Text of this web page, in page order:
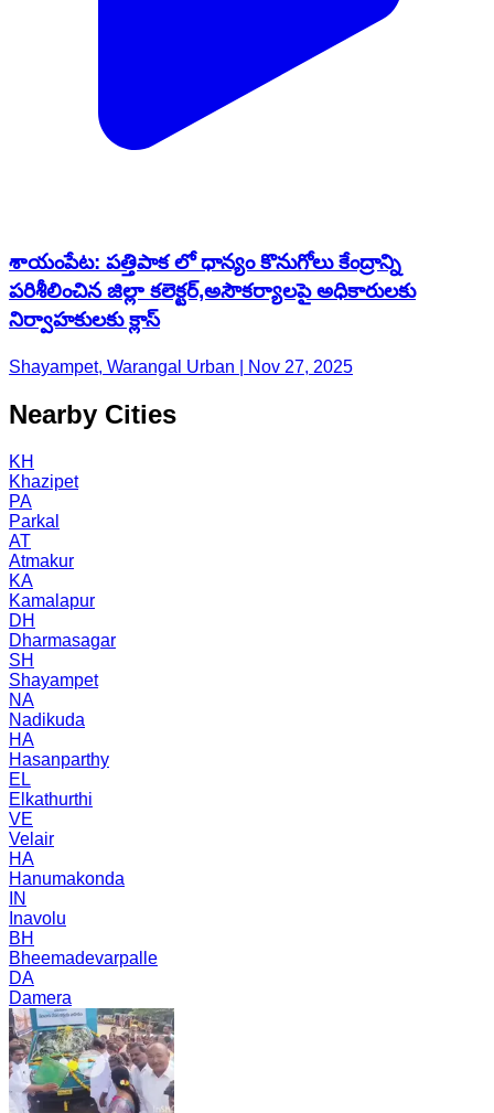
శాయంపేట: పత్తిపాక లో ధాన్యం కొనుగోలు కేంద్రాన్ని
పరిశీలించిన జిల్లా కలెక్టర్,అసౌకర్యాలపై అధికారులకు
నిర్వాహకులకు క్లాస్
Shayampet, Warangal Urban | Nov 27, 2025
Nearby Cities
KH
Khazipet
PA
Parkal
AT
Atmakur
KA
Kamalapur
DH
Dharmasagar
SH
Shayampet
NA
Nadikuda
HA
Hasanparthy
EL
Elkathurthi
VE
Velair
HA
Hanumakonda
IN
Inavolu
BH
Bheemadevarpalle
DA
Damera